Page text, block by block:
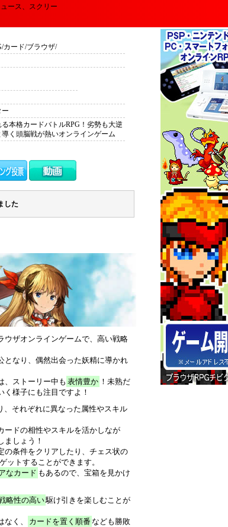
ース、スクリー
カード/ブラウザ/
ー
本格カードバトルRPG！劣勢も大逆
く頭脳戦が熱いオンラインゲーム
した
ウザオンラインゲームで、高い戦略
となり、偶然出会った妖精に導かれ
、ストーリー中も 表情豊か ！未熟だ
様子にも注目ですよ！
、それぞれに異なった属性やスキル
ードの相性やスキルを活かしなが
ましょう！
の条件をクリアしたり、チェス状の
ットすることができます。
なカード もあるので、宝箱を見かけ
略性の高い駆け引きを楽しむことが
く、
カードを置く順番 なども勝敗